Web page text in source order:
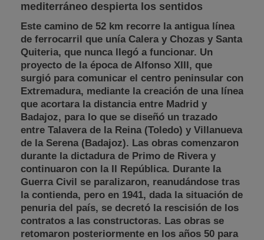
mediterráneo despierta los sentidos
Este camino de 52 km recorre la antigua línea
de ferrocarril que unía Calera y Chozas y Santa
Quiteria, que nunca llegó a funcionar. Un
proyecto de la época de Alfonso XIII, que
surgió para comunicar el centro peninsular con
Extremadura, mediante la creación de una línea
que acortara la distancia entre Madrid y
Badajoz, para lo que se diseñó un trazado
entre Talavera de la Reina (Toledo) y Villanueva
de la Serena (Badajoz). Las obras comenzaron
durante la dictadura de Primo de Rivera y
continuaron con la II República. Durante la
Guerra Civil se paralizaron, reanudándose tras
la contienda, pero en 1941, dada la situación de
penuria del país, se decretó la rescisión de los
contratos a las constructoras. Las obras se
retomaron posteriormente en los años 50 para